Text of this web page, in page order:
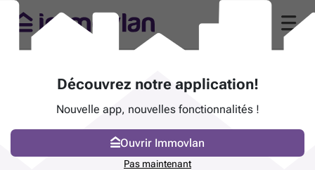
Découvrez notre application!
Nouvelle app, nouvelles fonctionnalités !
Ouvrir Immovlan
Pas maintenant